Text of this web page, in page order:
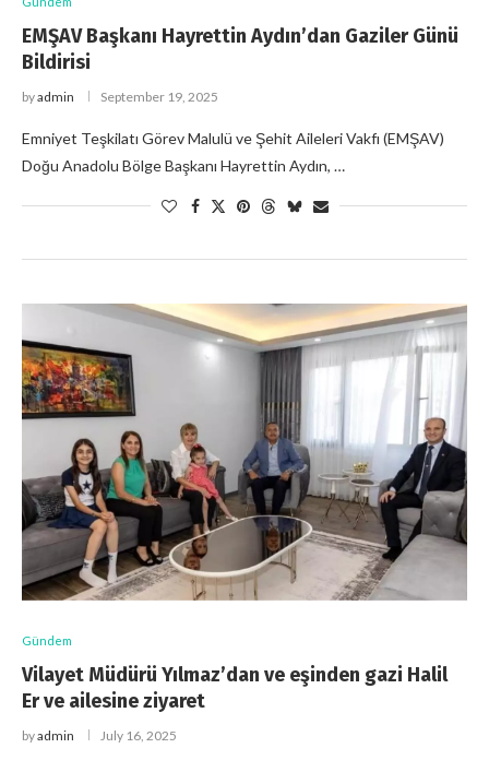
EMŞAV Başkanı Hayrettin Aydın’dan Gaziler Günü
Bildirisi
byadmin September 19, 2025
Emniyet Teşkilatı Görev Malulü ve Şehit Aileleri Vakfı (EMŞAV)
Doğu Anadolu Bölge Başkanı Hayrettin Aydın, …
Gündem
Vilayet Müdürü Yılmaz’dan ve eşinden gazi Halil
Er ve ailesine ziyaret
byadmin July 16, 2025